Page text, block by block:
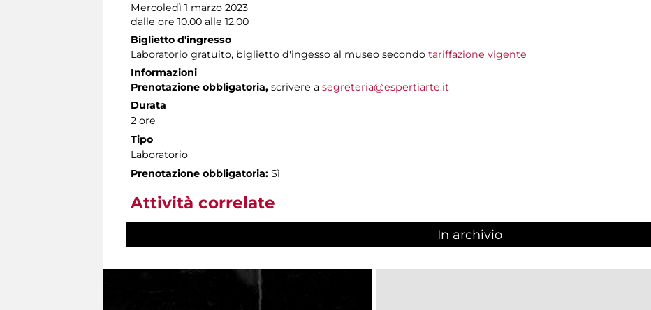
Mercoledì 1 marzo 2023
dalle ore 10.00 alle 12.00
Biglietto d'ingresso
Laboratorio gratuito, biglietto d'ingesso al museo secondo tariffazione vigente
Informazioni
Prenotazione obbligatoria, scrivere a segreteria@espertiarte.it
Durata
2 ore
Tipo
Laboratorio
Prenotazione obbligatoria: Sì
Attività correlate
In archivio